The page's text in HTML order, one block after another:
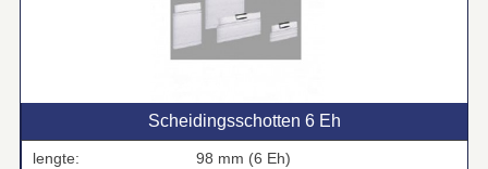
Scheidingsschotten 6 Eh
lengte: 98 mm (6 Eh)